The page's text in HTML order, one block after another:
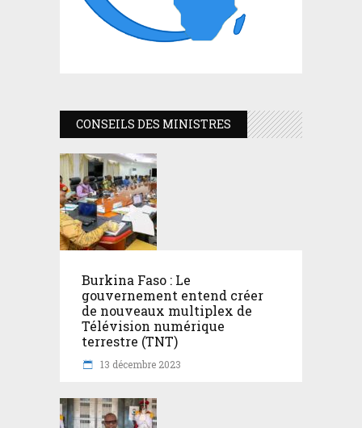
CONSEILS DES MINISTRES
Burkina Faso : Le
gouvernement entend créer
de nouveaux multiplex de
Télévision numérique
terrestre (TNT)
13 décembre 2023